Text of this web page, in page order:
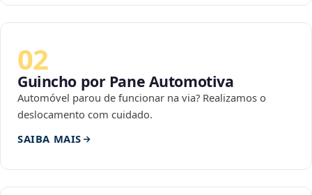
02
Guincho por Pane Automotiva
Automóvel parou de funcionar na via? Realizamos o
deslocamento com cuidado.
SAIBA MAIS